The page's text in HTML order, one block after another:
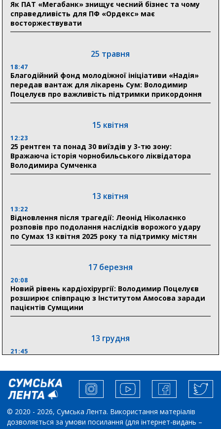
прифронтової Сумщини: перша група оздоровилася
в Австрії
18:30
Ніколаєнко: у Сумах погодили 115 компенсацій на
відновлення житла майже на 6,6 млн грн
21:01
До 19 400 гривень на паливо: Пенсійний фонд
Сумщини пояснив, як отримати допомогу на зиму
«Укрексімбанк» припиняє виплату пенсій: у
людям
11:00
Артем Кобзар вручив родинам 20 полеглих Героїв
19:38
Сумська клінічна лікарня Святого Пантелеймона
здобула головну відзнаку в медичній сфері України
Як ПАТ «Мегабанк» знищує чесний бізнес та чому
справедливість для ПФ «Ордекс» має
восторжествувати
25 травня
18:47
Благодійний фонд молодіжної ініціативи «Надія»
передав вантаж для лікарень Сум: Володимир
Поцелуєв про важливість підтримки прикордоння
15 квітня
12:23
25 рентген та понад 30 виїздів у 3-тю зону:
Вражаюча історія чорнобильського ліквідатора
Володимира Сумченка
13 квітня
13:22
Відновлення після трагедії: Леонід Ніколаєнко
розповів про подолання наслідків ворожого удару
по Сумах 13 квітня 2025 року та підтримку містян
17 березня
20:08
Новий рівень кардіохірургії: Володимир Поцелуєв
розширює співпрацю з Інститутом Амосова заради
пацієнтів Сумщини
13 грудня
21:45
збільшити завантаження стратегічних українських
виробників”, – нардеп Максим Гузенко
04 листопада
10:02
© 2020 - 2026, Сумська Лента. Використання матеріалів
дозволяється за умови посилання (для інтернет-видань –